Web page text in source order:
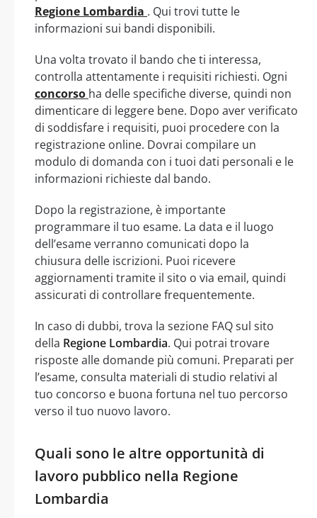
Regione Lombardia . Qui trovi tutte le
informazioni sui bandi disponibili.
Una volta trovato il bando che ti interessa,
controlla attentamente i requisiti richiesti. Ogni
concorso ha delle specifiche diverse, quindi non
dimenticare di leggere bene. Dopo aver verificato
di soddisfare i requisiti, puoi procedere con la
registrazione online. Dovrai compilare un
modulo di domanda con i tuoi dati personali e le
informazioni richieste dal bando.
Dopo la registrazione, è importante
programmare il tuo esame. La data e il luogo
dell’esame verranno comunicati dopo la
chiusura delle iscrizioni. Puoi ricevere
aggiornamenti tramite il sito o via email, quindi
assicurati di controllare frequentemente.
In caso di dubbi, trova la sezione FAQ sul sito
della Regione Lombardia. Qui potrai trovare
risposte alle domande più comuni. Preparati per
l’esame, consulta materiali di studio relativi al
tuo concorso e buona fortuna nel tuo percorso
verso il tuo nuovo lavoro.
Quali sono le altre opportunità di
lavoro pubblico nella Regione
Lombardia